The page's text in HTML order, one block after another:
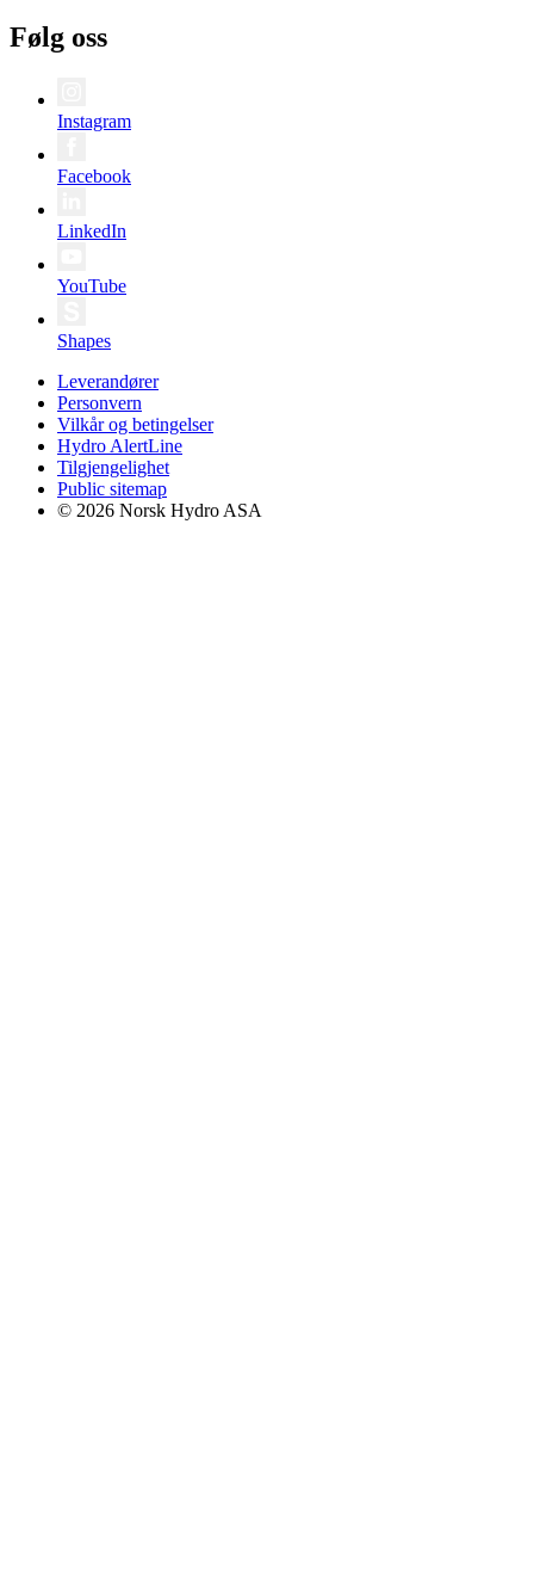
Følg oss
Instagram
Facebook
LinkedIn
YouTube
Shapes
Leverandører
Personvern
Vilkår og betingelser
Hydro AlertLine
Tilgjengelighet
Public sitemap
© 2026 Norsk Hydro ASA